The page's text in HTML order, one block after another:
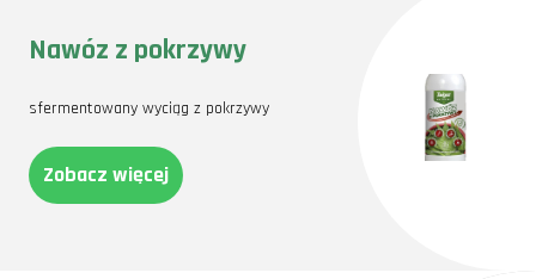
Nawóz z pokrzywy
sfermentowany wyciąg z pokrzywy
Zobacz więcej